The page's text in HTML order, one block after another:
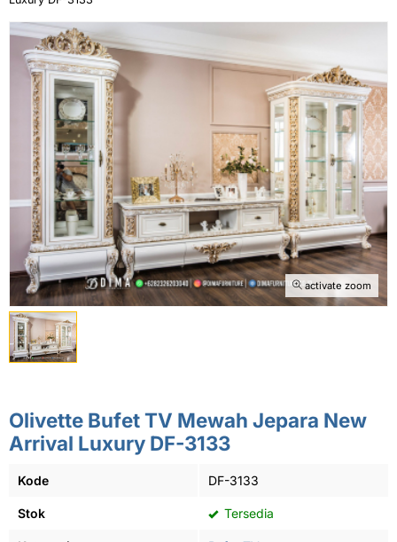
activate zoom
Olivette Bufet TV Mewah Jepara New
Arrival Luxury DF-3133
Kode DF-3133
Stok Tersedia